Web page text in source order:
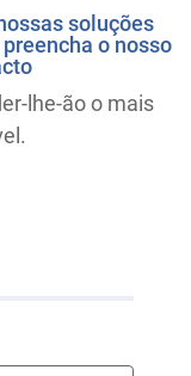
soluções
o nosso
lhe-ão o mais